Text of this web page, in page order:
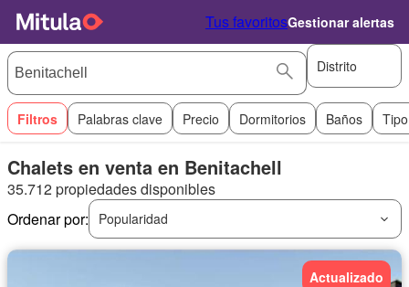
Tus favoritosGestionar alertas
Distrito
Filtros Palabras clave Precio Dormitorios Baños
Chalets en venta en Benitachell
35.712 propiedades disponibles
Ordenar por:
Popularidad
Actualizado